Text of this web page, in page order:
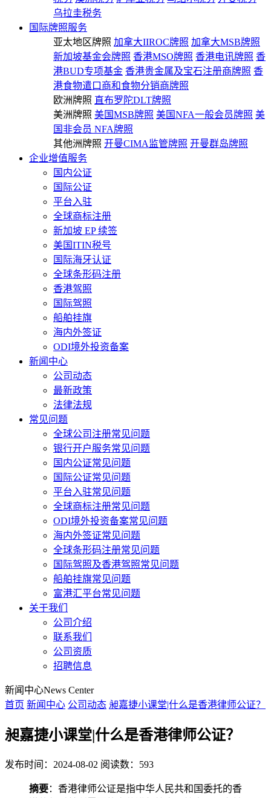
乌拉圭税务
国际牌照服务
亚太地区牌照 加拿大IIROC牌照 加拿大MSB牌照
新加坡基金会牌照 香港MSO牌照 香港电讯牌照 香
港BUD专项基金 香港贵金属及宝石注册商牌照 香
港食物遣口商和食物分销商牌照
欧洲牌照 直布罗陀DLT牌照
美洲牌照 美国MSB牌照 美国NFA一般会员牌照 美
国非会员 NFA牌照
其他洲牌照 开曼CIMA监管牌照 开曼群岛牌照
企业增值服务
国内公证
国际公证
平台入驻
全球商标注册
新加坡 EP 续签
美国ITIN税号
国际海牙认证
全球条形码注册
香港驾照
国际驾照
船舶挂旗
海内外签证
ODI境外投资备案
新闻中心
公司动态
最新政策
法律法规
常见问题
全球公司注册常见问题
银行开户服务常见问题
国内公证常见问题
国际公证常见问题
平台入驻常见问题
全球商标注册常见问题
ODI境外投资备案常见问题
海内外签证常见问题
全球条形码注册常见问题
国际驾照及香港驾照常见问题
船舶挂旗常见问题
富港汇平台常见问题
关于我们
公司介绍
联系我们
公司资质
招聘信息
新闻中心News Center
首页 新闻中心 公司动态 昶嘉捷小课堂|什么是香港律师公证？
昶嘉捷小课堂|什么是香港律师公证？
发布时间：2024-08-02 阅读数：593
摘要：香港律师公证是指中华人民共和国委托的香